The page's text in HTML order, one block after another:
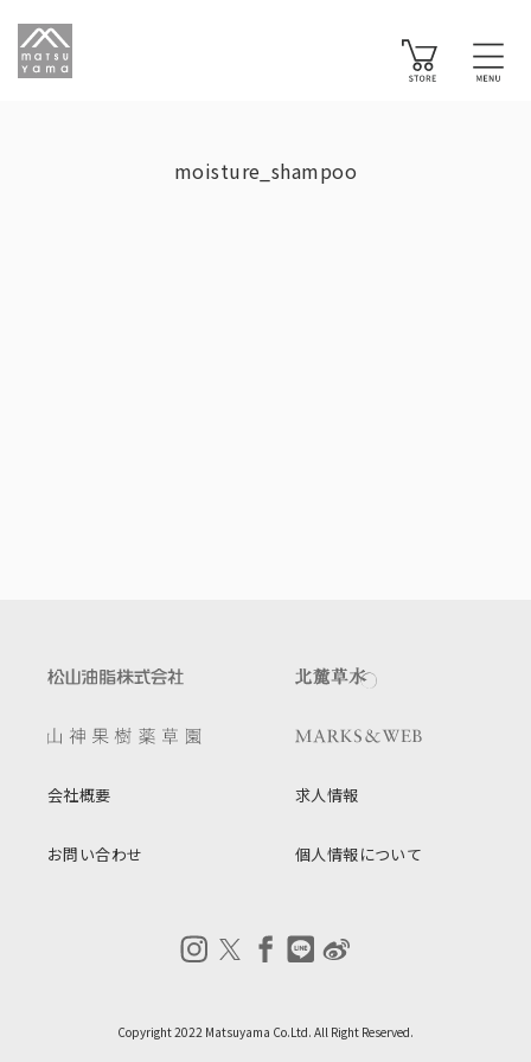
moisture_shampoo
会社概要 求人情報
お問い合わせ 個人情報について
Copyright 2022 Matsuyama Co.Ltd. All Right Reserved.